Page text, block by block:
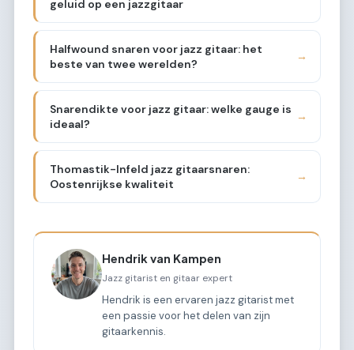
geluid op een jazzgitaar
Halfwound snaren voor jazz gitaar: het
beste van twee werelden?
→
Snarendikte voor jazz gitaar: welke gauge is
ideaal?
→
Thomastik-Infeld jazz gitaarsnaren:
Oostenrijkse kwaliteit
→
Hendrik van Kampen
Jazz gitarist en gitaar expert
Hendrik is een ervaren jazz gitarist met
een passie voor het delen van zijn
gitaarkennis.